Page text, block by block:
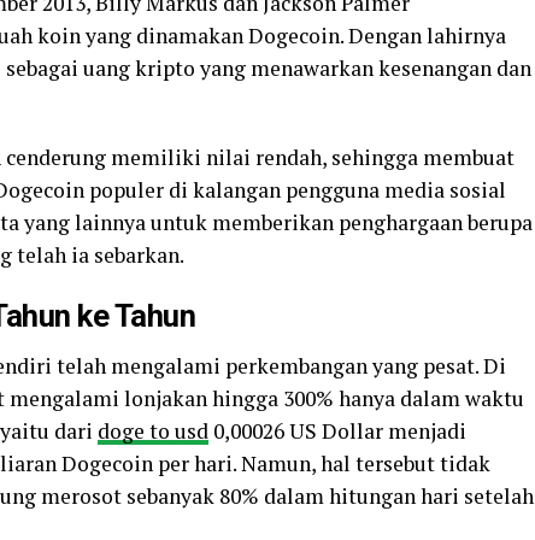
koin yang dinamakan Dogecoin. Dengan lahirnya
uang kripto yang menawarkan kesenangan dan
memiliki nilai rendah, sehingga membuat
populer di kalangan pengguna media sosial
yang lainnya untuk memberikan penghargaan berupa
telah ia sebarkan.
ke Tahun
telah mengalami perkembangan yang pesat. Di
lonjakan hingga 300% hanya dalam waktu
dari doge to usd 0,00026 US Dollar menjadi
Dogecoin per hari. Namun, hal tersebut tidak
merosot sebanyak 80% dalam hitungan hari setelah